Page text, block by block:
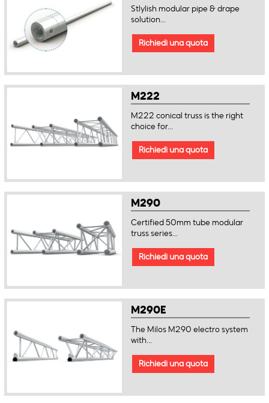
Stlylish modular pipe & drape
solution...
Richiedi una quota
M222
M222 conical truss is the right
choice for...
Richiedi una quota
M290
Certified 50mm tube modular
truss series...
Richiedi una quota
M290E
The Milos M290 electro system
with...
Richiedi una quota